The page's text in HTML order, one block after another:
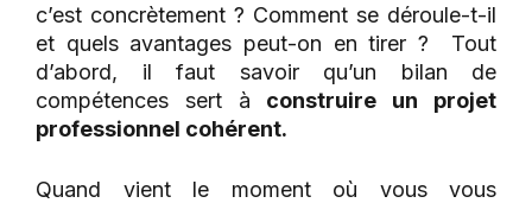
c’est concrètement ? Comment se déroule-t-il
et quels avantages peut-on en tirer ? Tout
d’abord, il faut savoir qu’un bilan de
compétences sert à construire un projet
professionnel cohérent.
Quand vient le moment où vous vous